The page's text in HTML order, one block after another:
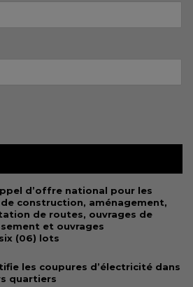
d’offre national pour les
construction, aménagement,
de routes, ouvrages de
et ouvrages
(06) lots
les coupures d’électricité dans
quartiers